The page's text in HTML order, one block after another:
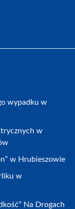
wypadku w
w
w Hrubieszowie
w
Na Drogach